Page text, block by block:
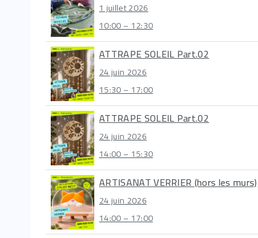
1 juillet 2026
10:00 – 12:30
ATTRAPE SOLEIL Part.02
24 juin 2026
15:30 – 17:00
ATTRAPE SOLEIL Part.02
24 juin 2026
14:00 – 15:30
ARTISANAT VERRIER (hors les murs)
24 juin 2026
14:00 – 17:00